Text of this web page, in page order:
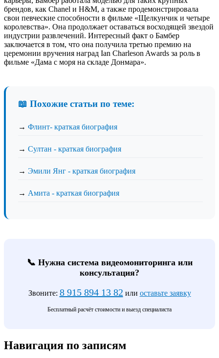
брендов, как Chanel и H&M, а также продемонстрировала
свои певческие способности в фильме «Щелкунчик и четыре
королевства». Она продолжает оставаться восходящей звездой
индустрии развлечений. Интересный факт о Бамбер
заключается в том, что она получила третью премию на
церемонии вручения наград Ian Charleson Awards за роль в
фильме «Дама с моря на складе Донмара».
📖 Похожие статьи по теме:
→ Флинт- краткая биография
→ Султан - краткая биография
→ Эмили Янг - краткая биография
→ Амита - краткая биография
📞 Нужна система видеомониторинга или
консультация?
Звоните: 8 915 894 13 82 или оставьте заявку
Бесплатный расчёт стоимости и выезд специалиста
Навигация по записям